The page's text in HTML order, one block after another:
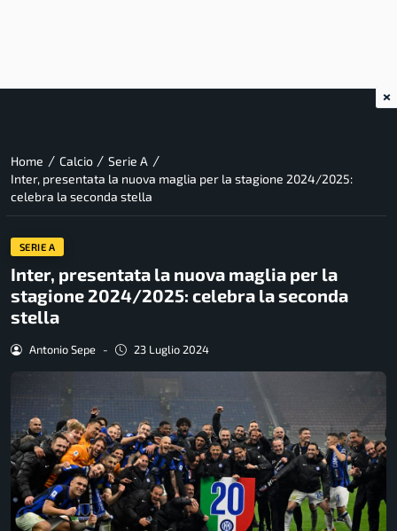
Home / Calcio / Serie A /
Inter, presentata la nuova maglia per la stagione 2024/2025:
celebra la seconda stella
SERIE A
Inter, presentata la nuova maglia per la
stagione 2024/2025: celebra la seconda
stella
Antonio Sepe - 23 Luglio 2024
×